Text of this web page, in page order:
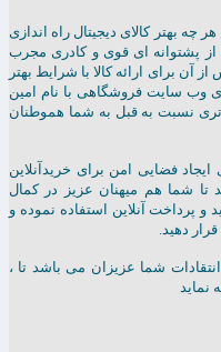
در ارائه هر چه بهتر کالای دیجیتال راه اندازی
از پشتوانه ای قوی و کادری مجرب
آن برای ارائه کالا با شرایط بهتر
وب سایت فروشگاهی با نام امین
تری نسبت به قبل به شما هموطنان
فضایی امن برای خریدآنلاین
تا شما هم میهنان عزیز در کمال
و پرداخت آنلاین استفاده نموده و
دهید.
شما عزیزان می باشد تا ،
نماید